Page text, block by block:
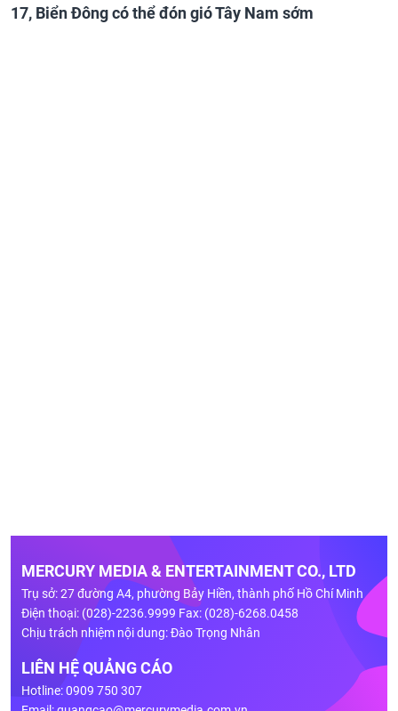
17, Biển Đông có thể đón gió Tây Nam sớm
MERCURY MEDIA & ENTERTAINMENT CO., LTD
Trụ sở: 27 đường A4, phường Bảy Hiền, thành phố Hồ Chí Minh
Điện thoại: (028)-2236.9999 Fax: (028)-6268.0458
Chịu trách nhiệm nội dung: Đào Trọng Nhân
LIÊN HỆ QUẢNG CÁO
Hotline: 0909 750 307